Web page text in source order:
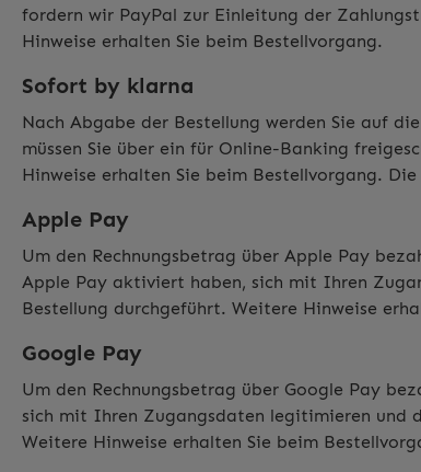
fordern wir PayPal zur Einleitung der
Hinweise erhalten Sie beim Bestellvorgang.
Sofort by klarna
Nach Abgabe der Bestellung werden Sie auf
müssen Sie über ein für Online-Banking
Hinweise erhalten Sie beim Bestellvorgang.
Apple Pay
Um den Rechnungsbetrag über Apple Pay
Apple Pay aktiviert haben, sich mit Ihren
Bestellung durchgeführt. Weitere Hinweise
Google Pay
Um den Rechnungsbetrag über Google Pay
sich mit Ihren Zugangsdaten legitimieren und
Weitere Hinweise erhalten Sie beim